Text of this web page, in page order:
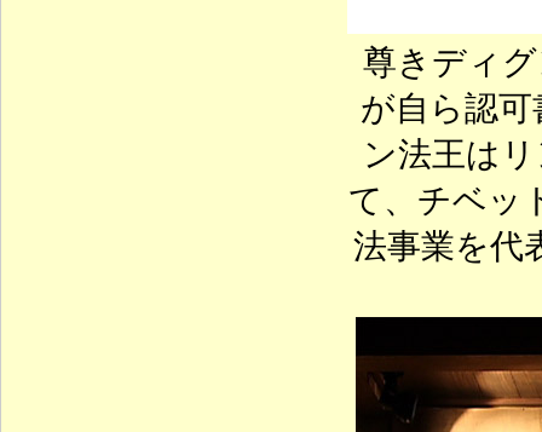
尊きディ
が自ら認
ン法王は
て、チベッ
法事業を代